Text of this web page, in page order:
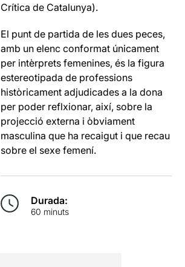
Crítica de Catalunya).
El punt de partida de les dues peces,
amb un elenc conformat únicament
per intèrprets femenines, és la figura
estereotipada de professions
històricament adjudicades a la dona
per poder reflxionar, així, sobre la
projecció externa i òbviament
masculina que ha recaigut i que recau
sobre el sexe femení.
Durada:
60 minuts